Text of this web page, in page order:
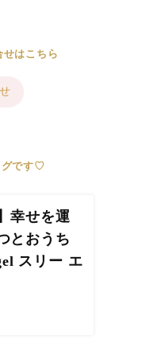
せはこちら
グです♡
幸せを運
とおうち
スリー エ